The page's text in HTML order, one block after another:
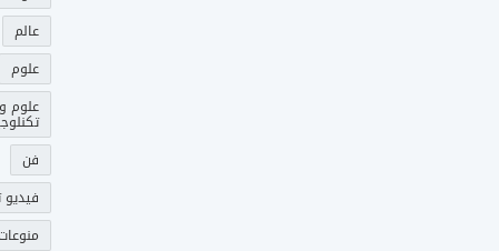
عالم
علوم
علوم و
فن
فيديو